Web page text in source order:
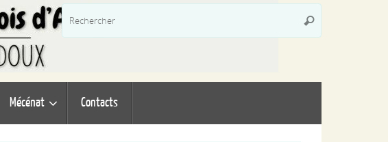
Rechercher
Mécénat Contacts